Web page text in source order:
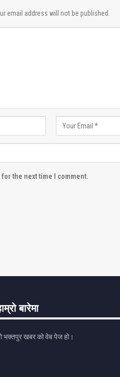
email address will not be published.
the next time I comment.
बारेमा
भक्तपुर खबर को वेब पेज हो।